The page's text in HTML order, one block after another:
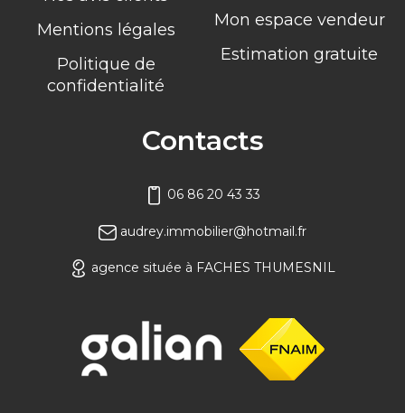
Mentions légales
Politique de
confidentialité
Mon espace vendeur
Estimation gratuite
Contacts
06 86 20 43 33
audrey.immobilier@hotmail.fr
agence située à FACHES THUMESNIL